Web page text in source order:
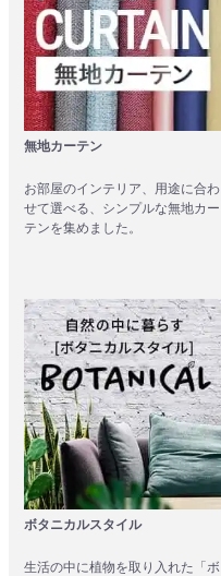
無地カーテン
お部屋のインテリア、用途に合わ
せて選べる、シンプルな無地カー
テンを集めました。
ボタニカルスタイル
生活の中に植物を取り入れた「ボ